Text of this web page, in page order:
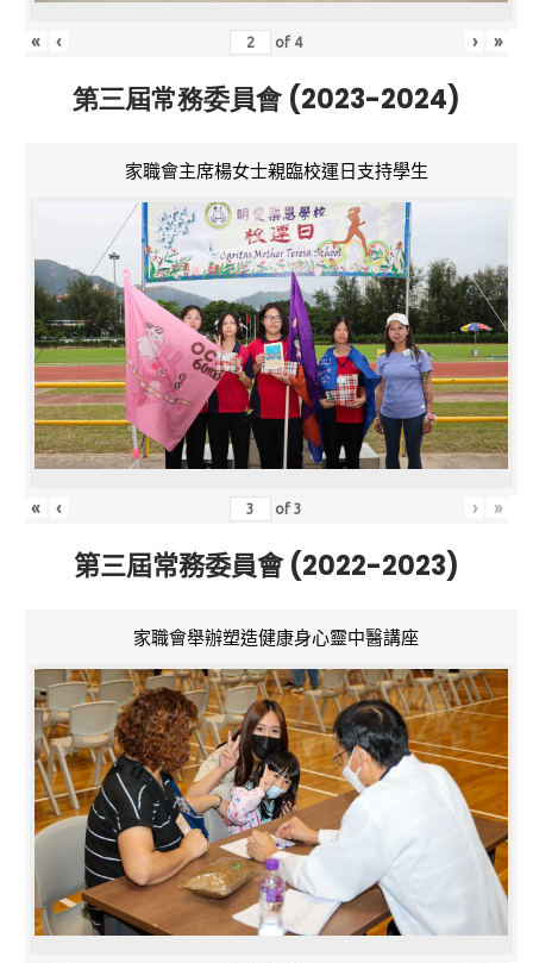
« ‹ of 4 › »
第三屆常務委員會 (2023-2024)
家職會主席楊女士親臨校運日支持學生
« ‹ of3 › »
第三屆常務委員會 (2022-2023)
家職會舉辦塑造健康身心靈中醫講座